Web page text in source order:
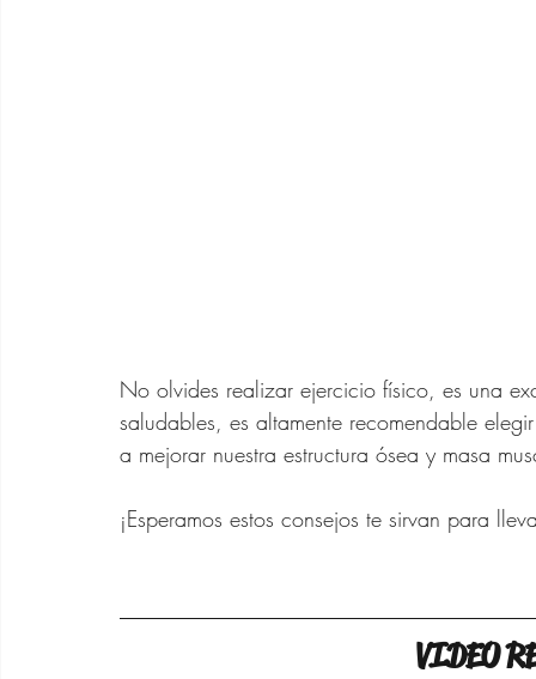
No olvides realizar ejercicio físico, es una
saludables, es altamente recomendable
a mejorar nuestra estructura ósea y masa
¡Esperamos estos consejos te sirvan para
VIDEO